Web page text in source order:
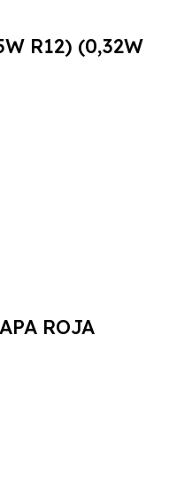
R12) (0,32W
ROJA